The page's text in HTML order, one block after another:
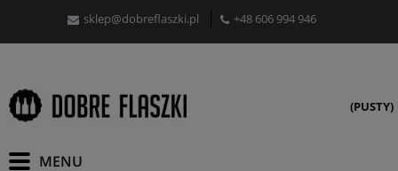
sklep@dobreflaszki.pl +48 606 994 946
(PUSTY)